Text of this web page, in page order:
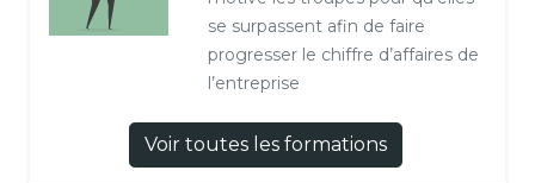
se surpassent afin de faire
progresser le chiffre d’affaires de
l’entreprise
Voir toutes les formations